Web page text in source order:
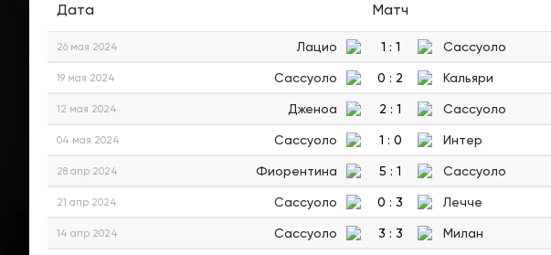
Дата Матч
26 мая 2024 Лацио 1 : 1 Сассуоло
19 мая 2024 Сассуоло 0 : 2 Кальяри
12 мая 2024 Дженоа 2 : 1 Сассуоло
04 мая 2024 Сассуоло 1 : 0 Интер
28 апр 2024 Фиорентина 5 : 1 Сассуоло
21 апр 2024 Сассуоло 0 : 3 Лечче
14 апр 2024 Сассуоло 3 : 3 Милан